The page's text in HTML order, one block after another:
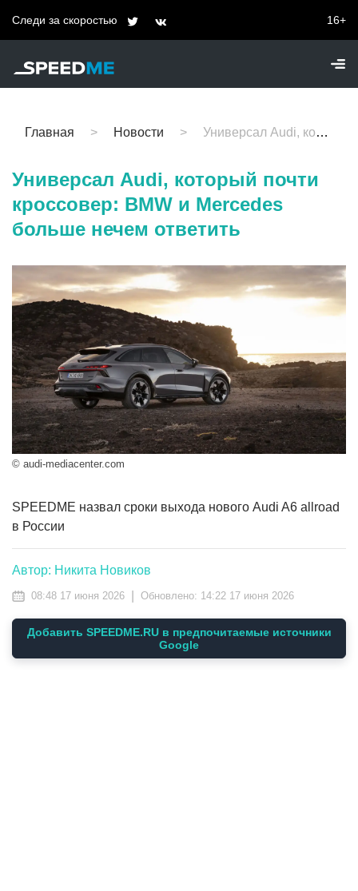
Следи за скоростью 16+
Главная Новости Универсал Audi, который почти кроссовер: BMW и Mercedes больше нечем ответить
Универсал Audi, который почти
кроссовер: BMW и Mercedes
больше нечем ответить
© audi-mediacenter.com
SPEEDME назвал сроки выхода нового Audi A6 allroad
в России
Автор: Никита Новиков
08:48 17 июня 2026 Обновлено: 14:22 17 июня 2026
Добавить SPEEDME.RU в предпочитаемые источники
Google